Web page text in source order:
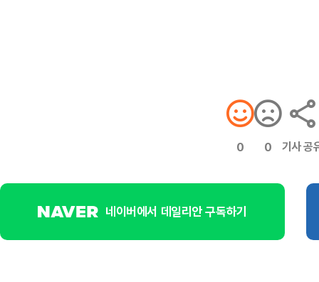
0 0 기사 공
네이버에서 데일리안 구독하기